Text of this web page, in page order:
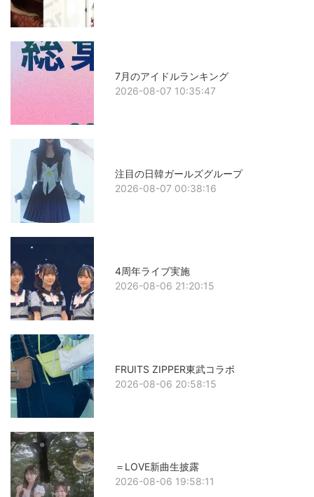
7月のアイドルランキング
2026-08-07 10:35:47
注目の日韓ガールズグループ
2026-08-07 00:38:16
4周年ライブ実施
2026-08-06 21:20:15
FRUITS ZIPPER東武コラボ
2026-08-06 20:58:15
＝LOVE新曲生披露
2026-08-06 19:58:11